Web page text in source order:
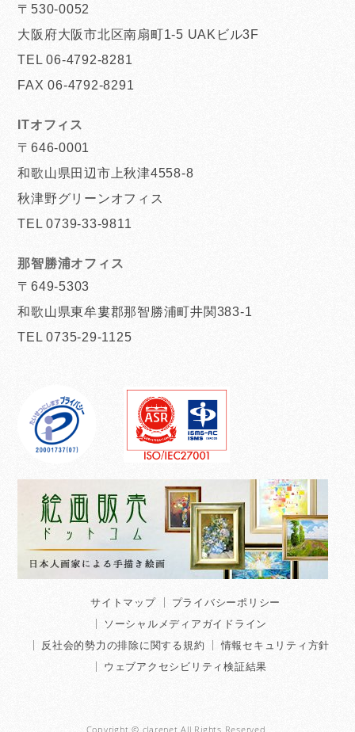
〒530-0052
大阪府大阪市北区南扇町1-5 UAKビル3F
TEL 06-4792-8281
FAX 06-4792-8291
ITオフィス
〒646-0001
和歌山県田辺市上秋津4558-8
秋津野グリーンオフィス
TEL 0739-33-9811
那智勝浦オフィス
〒649-5303
和歌山県東牟婁郡那智勝浦町井関383-1
TEL 0735-29-1125
サイトマップ
プライバシーポリシー
ソーシャルメディアガイドライン
反社会的勢力の排除に関する規約
情報セキュリティ方針
ウェブアクセシビリティ検証結果
Copyright © clarenet All Rights Reserved.